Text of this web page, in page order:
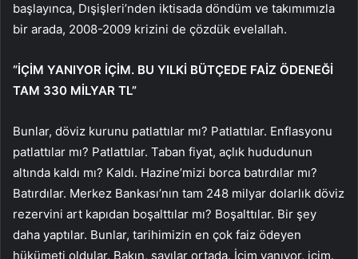
başlayınca, Dışişleri’nden iktisada döndüm ve takımımızla
bir arada, 2008-2009 krizini de çözdük evelallah.
“İÇİM YANIYOR İÇİM. BU YILKİ BÜTÇEDE FAİZ ÖDENEĞİ
TAM 330 MİLYAR TL”
Bunlar, döviz kurunu patlattılar mı? Patlattılar. Enflasyonu
patlattılar mı? Patlattılar. Taban fiyat, açlık hududunun
altında kaldı mı? Kaldı. Hazine’mizi borca batırdılar mı?
Batırdılar. Merkez Bankası’nın tam 248 milyar dolarlık döviz
rezervini art kapıdan boşalttılar mı? Boşalttılar. Bir şey
daha yaptılar. Bunlar, tarihimizin en çok faiz ödeyen
hükümeti oldular. Bakın, sayılar ortada. İçim yanıyor, içim.